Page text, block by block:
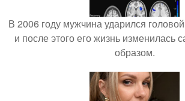
В 2006 году мужчина ударился
и после этого его жизнь изменилась
образом.